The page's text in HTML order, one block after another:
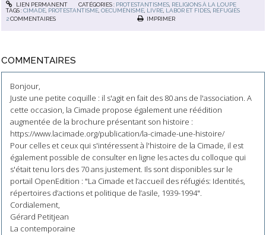
LIEN PERMANENT CATÉGORIES : PROTESTANTISMES, RELIGIONS À LA LOUPE
TAGS :CIMADE PROTESTANTISME ,OECUMÉNISME LIVRE LABOR ET FIDES RÉFUGIÉS
2COMMENTAIRES IMPRIMER
COMMENTAIRES
Bonjour,
Juste une petite coquille : il s'agit en fait des 80 ans de l'association. A
cette occasion, la Cimade propose également une réédition
augmentée de la brochure présentant son histoire :
https://www.lacimade.org/publication/la-cimade-une-histoire/
Pour celles et ceux qui s'intéressent à l'histoire de la Cimade, il est
également possible de consulter en ligne les actes du colloque qui
s'était tenu lors des 70 ans justement. Ils sont disponibles sur le
portail OpenEdition : "La Cimade et l’accueil des réfugiés: Identités,
répertoires d’actions et politique de l’asile, 1939-1994".
Cordialement,
Gérard Petitjean
La contemporaine